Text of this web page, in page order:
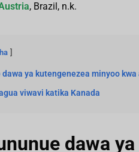
, Brazil, n.k.
dawa ya kutengenezea minyoo
viwavi katika Kanada
dawa